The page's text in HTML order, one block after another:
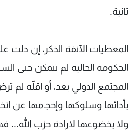
ثانية.
المعطيات الآنفة الذكر، إن دلت
الحكومة الحالية لم تتمكن حتى
المجتمع الدولي بعد، أو اقلّه لم
بأدائها وسلوكها وإحجامها عن
ولا بخضوعها لارادة حزب